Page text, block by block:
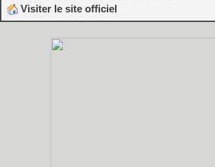
Visiter le site officiel